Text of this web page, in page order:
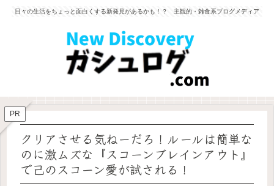
日々の生活をちょっと面白くする新発見があるかも！？ 主観的・雑食系ブログメディア
PR
クリアさせる気ねーだろ！ルールは簡単な
のに激ムズな『スコーンブレインアウト』
で己のスコーン愛が試される！